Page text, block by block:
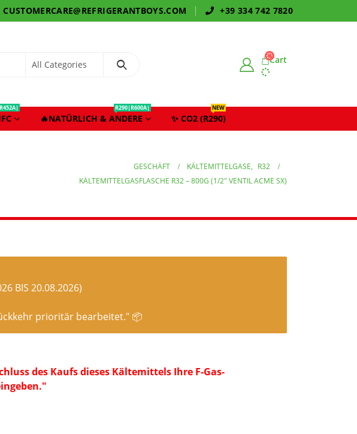
CUSTOMERCARE@REFRIGERANTBOYS.COM +39 334 742 7820
Cart
🔥NATÜRLICH & ANDERE
R290|R600A|
✨ CO2 (R290)
NEW
GESCHÄFT KÄLTEMITTELGASE, R32
KÄLTEMITTELGASFLASCHE R32 – 800G (1/2″ VENTIL ACME SX)
BIS 20.08.2026)
prioritär bearbeitet." 📦
des Kaufs dieses Kältemittels Ihre F-Gas-